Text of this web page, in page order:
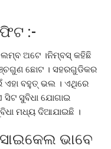
ଫିଟ :-
ଲମ୍ବ ଅଟେ ।ନିମ୍ବସ୍ କହିଛି
ଛୋଟ । ସହରଗୁଡିକର
ଏହା ବହୁତ୍ ଭଲ । ଏଥିରେ
ସିଟ ସୁବିଧା ଯୋଗାଇ
ମଧ୍ୟ ଦିଆଯାଇଛି ।
ଭାବେ